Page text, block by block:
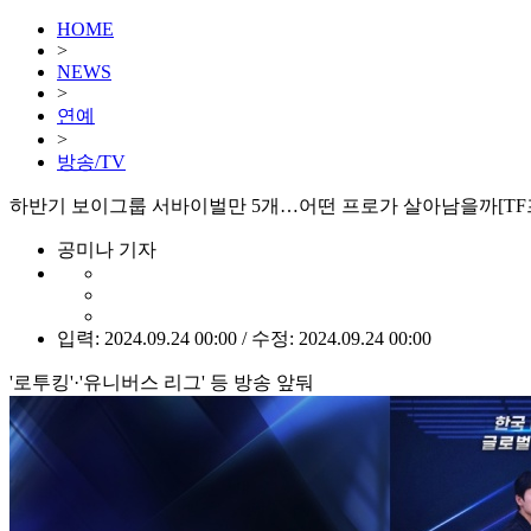
HOME
>
NEWS
>
연예
>
방송/TV
하반기 보이그룹 서바이벌만 5개…어떤 프로가 살아남을까[TF
공미나 기자
입력: 2024.09.24 00:00 / 수정: 2024.09.24 00:00
'로투킹'·'유니버스 리그' 등 방송 앞둬